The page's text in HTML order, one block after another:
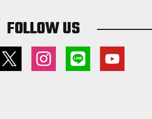
FOLLOW US